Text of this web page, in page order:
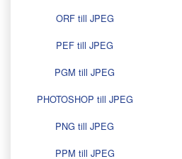
ORF till JPEG
PEF till JPEG
PGM till JPEG
PHOTOSHOP till JPEG
PNG till JPEG
PPM till JPEG